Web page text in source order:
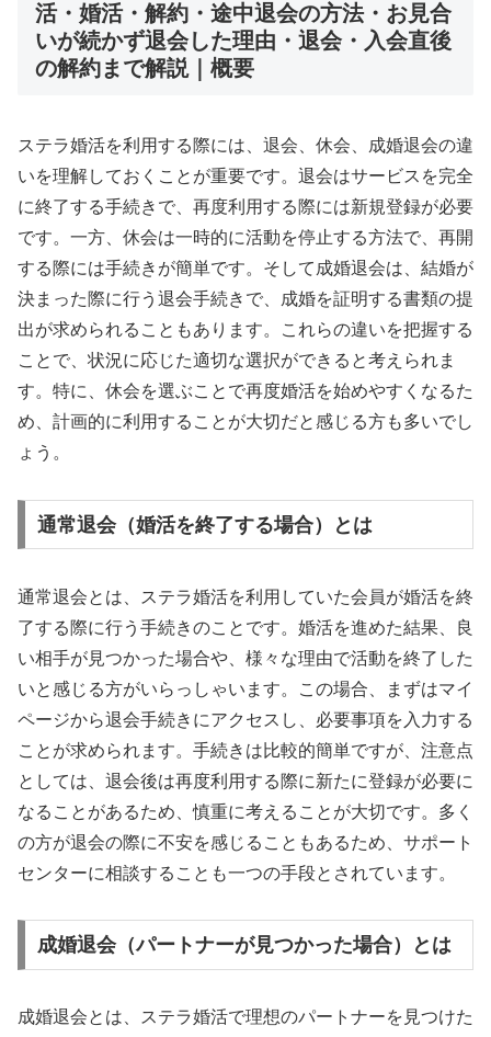
活・婚活・解約・途中退会の方法・お見合
いが続かず退会した理由・退会・入会直後
の解約まで解説｜概要
ステラ婚活を利用する際には、退会、休会、成婚退会の違
いを理解しておくことが重要です。退会はサービスを完全
に終了する手続きで、再度利用する際には新規登録が必要
です。一方、休会は一時的に活動を停止する方法で、再開
する際には手続きが簡単です。そして成婚退会は、結婚が
決まった際に行う退会手続きで、成婚を証明する書類の提
出が求められることもあります。これらの違いを把握する
ことで、状況に応じた適切な選択ができると考えられま
す。特に、休会を選ぶことで再度婚活を始めやすくなるた
め、計画的に利用することが大切だと感じる方も多いでし
ょう。
通常退会（婚活を終了する場合）とは
通常退会とは、ステラ婚活を利用していた会員が婚活を終
了する際に行う手続きのことです。婚活を進めた結果、良
い相手が見つかった場合や、様々な理由で活動を終了した
いと感じる方がいらっしゃいます。この場合、まずはマイ
ページから退会手続きにアクセスし、必要事項を入力する
ことが求められます。手続きは比較的簡単ですが、注意点
としては、退会後は再度利用する際に新たに登録が必要に
なることがあるため、慎重に考えることが大切です。多く
の方が退会の際に不安を感じることもあるため、サポート
センターに相談することも一つの手段とされています。
成婚退会（パートナーが見つかった場合）とは
成婚退会とは、ステラ婚活で理想のパートナーを見つけた